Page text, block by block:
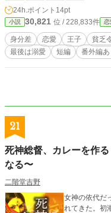
るのか。 貧乏令嬢×優しい
24h.ポイント 14pt
小説 30,821 位 / 228,833件 恋
身分差 恋愛 王子 貧乏
最後は溺愛
短編 番外編あ
21
死神総督、カレーを作
なる〜
二階堂吉野
女神の依代だ
れてきた。初